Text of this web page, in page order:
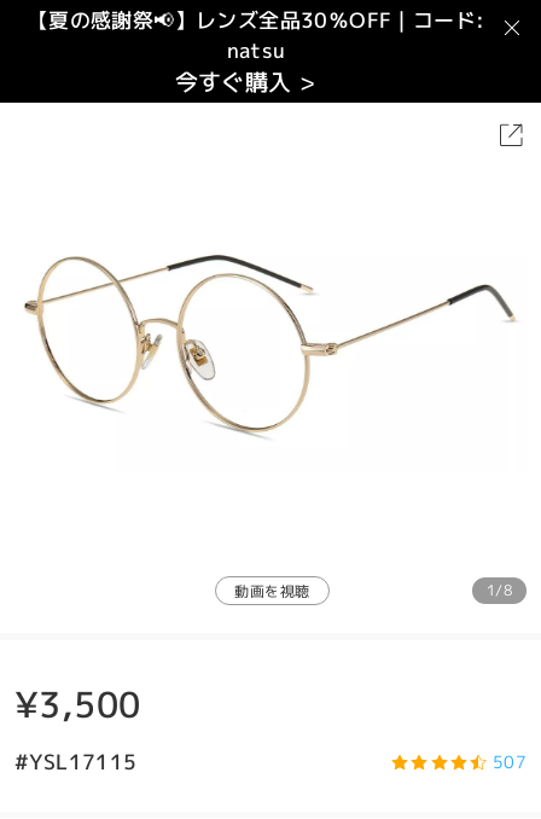
【夏の感謝祭📢】レンズ全品30％OFF｜コード:
natsu
今すぐ購入 >
動画を視聴 1/8
¥3,500
#YSL17115 507